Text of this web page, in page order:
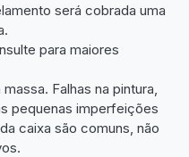
será cobrada uma
para maiores
Falhas na pintura,
pequenas imperfeições
caixa são comuns, não